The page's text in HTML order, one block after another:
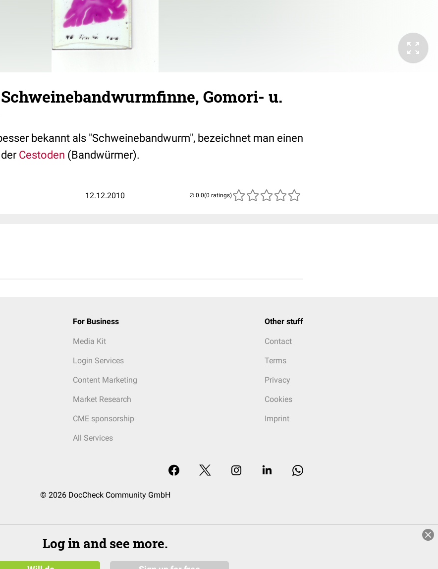
Gomori- u.
bekannt als "Schweinebandwurm", bezeichnet man einen
Cestoden (Bandwürmer).
12.12.2010 (0 ratings)
For Business
Media Kit
Login Services
Content Marketing
Market Research
CME sponsorship
All Services
Other stuff
Contact
Terms
Privacy
Cookies
Imprint
© 2026 DocCheck Community GmbH
Log in and see more.